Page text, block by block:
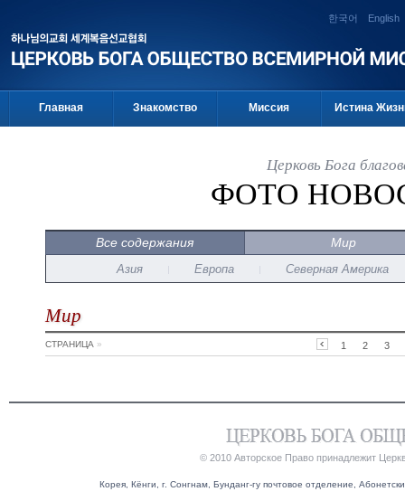
한국어 English
Главная Знакомство Миссия Истина
Церковь Бога
ФОТО
Все содержания Мир
Азия Европа Северная Америка
Мир
СТРАНИЦА » 1 2 3
© 2010 Авторское Право принадлежит
Корея, Кёнги, г. Сонгнам, Бунданг-гу почтовое отделение,